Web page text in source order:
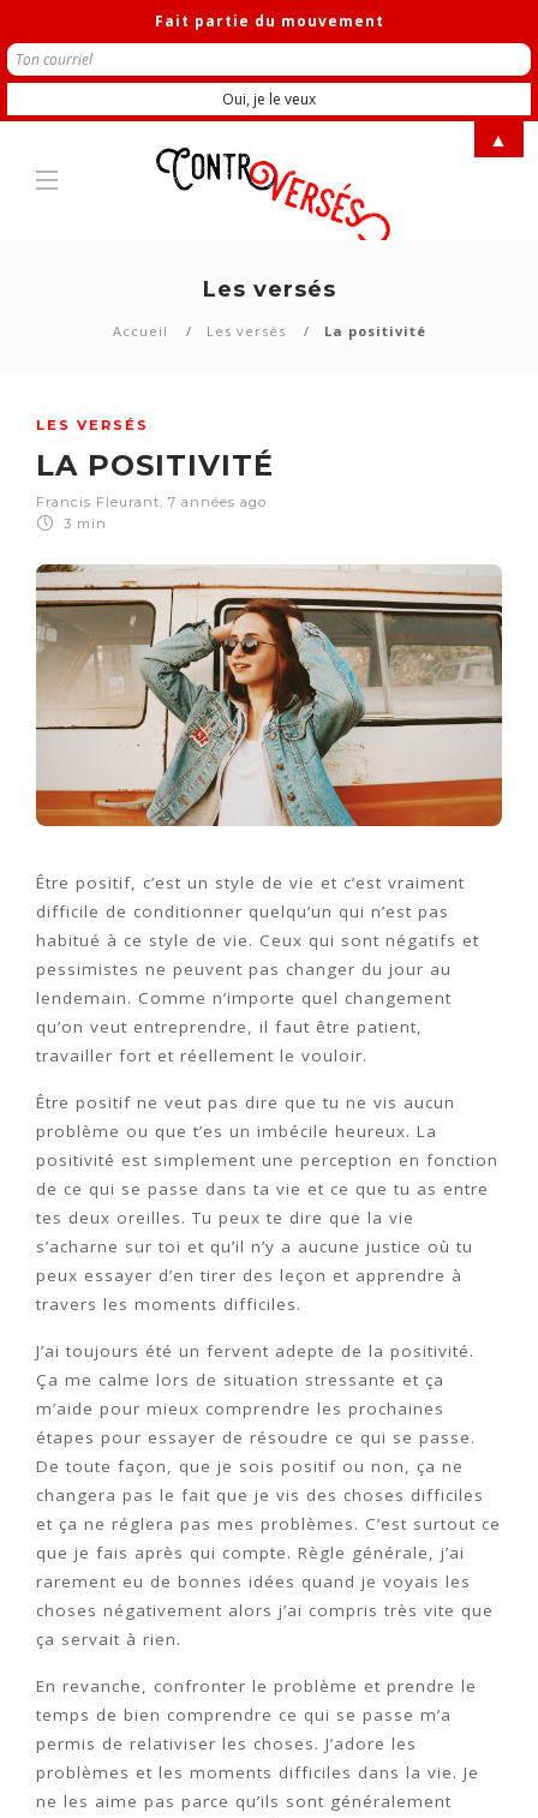
Les versés
Accueil Les versés La positivité
LES VERSÉS
LA POSITIVITÉ
Francis Fleurant, 7 années ago
3 min
Être positif, c’est un style de vie et c’est vraiment
difficile de conditionner quelqu’un qui n’est pas
habitué à ce style de vie. Ceux qui sont négatifs et
pessimistes ne peuvent pas changer du jour au
lendemain. Comme n’importe quel changement
qu’on veut entreprendre, il faut être patient,
travailler fort et réellement le vouloir.
Être positif ne veut pas dire que tu ne vis aucun
problème ou que t’es un imbécile heureux. La
positivité est simplement une perception en fonction
de ce qui se passe dans ta vie et ce que tu as entre
tes deux oreilles. Tu peux te dire que la vie
s’acharne sur toi et qu’il n’y a aucune justice où tu
peux essayer d’en tirer des leçon et apprendre à
travers les moments difficiles.
J’ai toujours été un fervent adepte de la positivité.
Ça me calme lors de situation stressante et ça
m’aide pour mieux comprendre les prochaines
étapes pour essayer de résoudre ce qui se passe.
De toute façon, que je sois positif ou non, ça ne
changera pas le fait que je vis des choses difficiles
et ça ne réglera pas mes problèmes. C’est surtout ce
que je fais après qui compte. Règle générale, j’ai
rarement eu de bonnes idées quand je voyais les
choses négativement alors j’ai compris très vite que
ça servait à rien.
En revanche, confronter le problème et prendre le
temps de bien comprendre ce qui se passe m’a
permis de relativiser les choses. J’adore les
problèmes et les moments difficiles dans la vie. Je
ne les aime pas parce qu’ils sont généralement
Fait partie du mouvement
▲